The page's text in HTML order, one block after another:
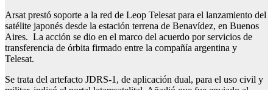
Arsat prestó soporte a la red de Leop Telesat para el lanzamiento del
satélite japonés desde la estación terrena de Benavídez, en Buenos
Aires. La acción se dio en el marco del acuerdo por servicios de
transferencia de órbita firmado entre la compañía argentina y
Telesat.
Se trata del artefacto JDRS-1, de aplicación dual, para el uso civil y